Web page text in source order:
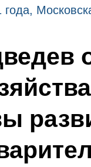
года,